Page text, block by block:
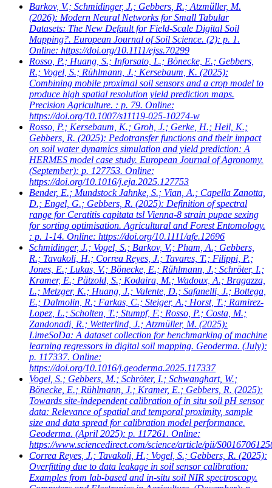
Barkov, V.; Schmidinger, J.; Gebbers, R.; Atzmüller, M.
(2026): Modern Neural Networks for Small Tabular
Datasets: The New Default for Field-Scale Digital Soil
Mapping?. European Journal of Soil Science. (2): p. 1.
Online: https://doi.org/10.1111/ejss.70299
Rosso, P.; Huang, S.; Inforsato, L.; Bönecke, E.; Gebbers,
R.; Vogel, S.; Rühlmann, J.; Kersebaum, K. (2025):
Combining mobile proximal soil sensors and a crop model to
produce high spatial resolution yield prediction maps.
Precision Agriculture. : p. 79. Online:
https://doi.org/10.1007/s11119-025-10274-w
Rosso, P.; Kersebaum, K.; Groh, J.; Gerke, H.; Heil, K.;
Gebbers, R. (2025): Pedotransfer functions and their impact
on soil water dynamics simulation and yield prediction: A
HERMES model case study. European Journal of Agronomy.
(September): p. 127753. Online:
https://doi.org/10.1016/j.eja.2025.127753
Bender, E.; Mundstock Jahnke, S.; Vian, A.; Capella Zanotta,
D.; Engel, G.; Gebbers, R. (2025): Definition of spectral
range for Ceratitis capitata tsl Vienna-8 strain pupae sexing
for sorting optimisation. Agricultural and Forest Entomology.
: p. 1-14. Online: https://doi.org/10.1111/afe.12696
Schmidinger, J.; Vogel, S.; Barkov, V.; Pham, A.; Gebbers,
R.; Tavakoli, H.; Correa Reyes, J.; Tavares, T.; Filippi, P.;
Jones, E.; Lukas, V.; Bönecke, E.; Rühlmann, J.; Schröter, I.;
Kramer, E.; Pätzold, S.; Kodaira, M.; Wadoux, A.; Bragazza,
L.; Metzger, K.; Huang, J.; Valente, D.; Safanelli, J.; Bottega,
E.; Dalmolin, R.; Farkas, C.; Steiger, A.; Horst, T.; Ramirez-
Lopez, L.; Scholten, T.; Stumpf, F.; Rosso, P.; Costa, M.;
Zandonadi, R.; Wetterlind, J.; Atzmüller, M. (2025):
LimeSoDa: A dataset collection for benchmarking of machine
learning regressors in digital soil mapping. Geoderma. (July):
p. 117337. Online:
https://doi.org/10.1016/j.geoderma.2025.117337
Vogel, S.; Gebbers, M.; Schröter, I.; Schwanghart, W.;
Bönecke, E.; Rühlmann, J.; Kramer, E.; Gebbers, R. (2025):
Towards site-independent calibration of in situ soil pH sensor
data: Relevance of spatial and temporal proximity, sample
size and data spread for calibration model performance.
Geoderma. (April 2025): p. 117261. Online:
https://www.sciencedirect.com/science/article/pii/
Correa Reyes, J.; Tavakoli, H.; Vogel, S.; Gebbers, R. (2025):
Overfitting due to data leakage in soil sensor calibration:
Examples from lab-based and in-situ soil NIR spectroscopy.